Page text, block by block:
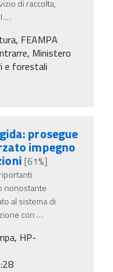
di raccolta,
…
FEAMPA
Ministero
e forestali
prosegue
impegno
[61%]
nonostante
al sistema di
con …
HP-